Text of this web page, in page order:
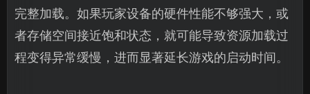
完整加载。如果玩家设备的硬件性能不够强大，或
者存储空间接近饱和状态，就可能导致资源加载过
程变得异常缓慢，进而显著延长游戏的启动时间。